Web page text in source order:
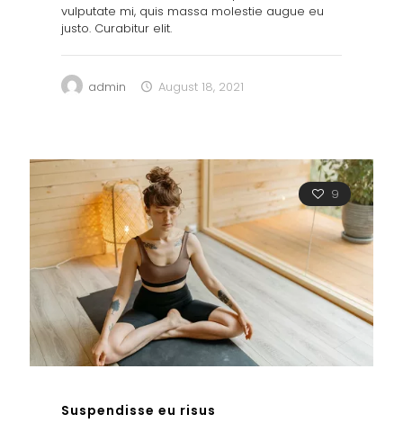
vulputate mi, quis massa molestie augue eu
justo. Curabitur elit.
admin August 18, 2021
9
Suspendisse eu risus